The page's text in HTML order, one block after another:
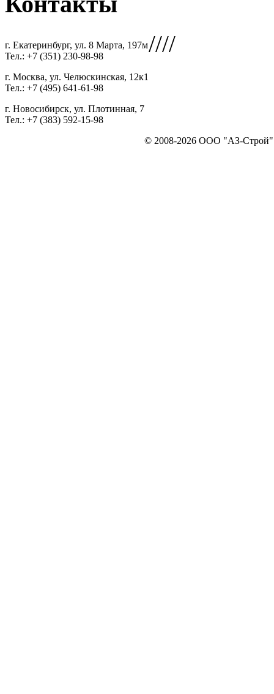
г. Екатеринбург, ул. 8 Марта, 197м
Тел.: +7 (351) 230-98-98
г. Москва, ул. Челюскинская, 12к1
Тел.: +7 (495) 641-61-98
г. Новосибирск, ул. Плотинная, 7
Тел.: +7 (383) 592-15-98
////
© 2008-2026 ООО "АЗ-Строй".